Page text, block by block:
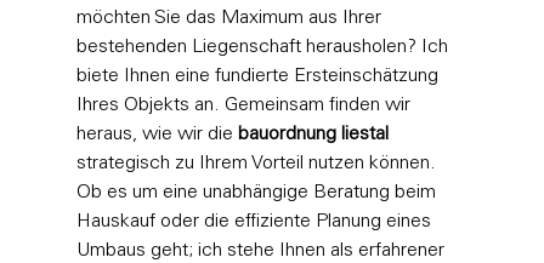
möchten Sie das Maximum aus Ihrer
bestehenden Liegenschaft herausholen? Ich
biete Ihnen eine fundierte Ersteinschätzung
Ihres Objekts an. Gemeinsam finden wir
heraus, wie wir die bauordnung liestal
strategisch zu Ihrem Vorteil nutzen können.
Ob es um eine unabhängige Beratung beim
Hauskauf oder die effiziente Planung eines
Umbaus geht; ich stehe Ihnen als erfahrener